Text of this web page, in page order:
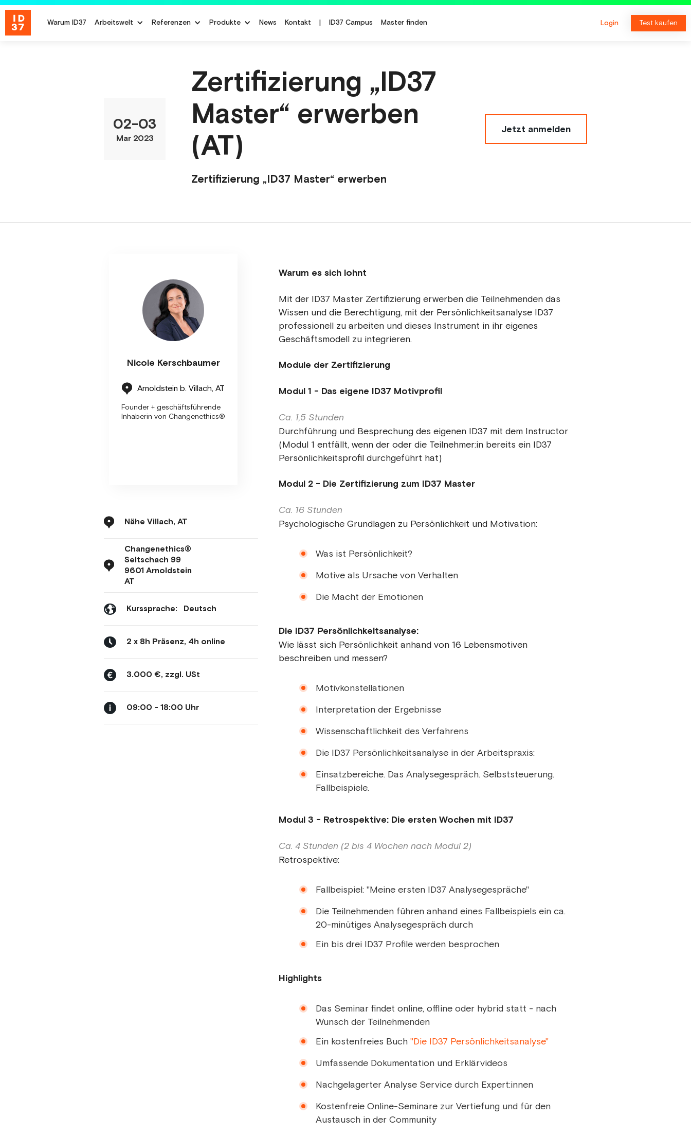
Warum ID37 Arbeitswelt Referenzen Produkte News Kontakt | ID37 Campus Master finden Login Test kaufen
02-03
Mar 2023
Zertifizierung „ID37
Master“ erwerben
(AT)
Zertifizierung „ID37 Master“ erwerben
Jetzt anmelden
Nicole Kerschbaumer
Arnoldstein b. Villach, AT
Founder + geschäftsführende
Inhaberin von Changenethics®
Nähe Villach, AT
Changenethics®
Seltschach 99
9601 Arnoldstein
AT
Kurssprache: Deutsch
2 x 8h Präsenz, 4h online
3.000 €, zzgl. USt
09:00 - 18:00 Uhr
Warum es sich lohnt
Mit der ID37 Master Zertifizierung erwerben die Teilnehmenden das
Wissen und die Berechtigung, mit der Persönlichkeitsanalyse ID37
professionell zu arbeiten und dieses Instrument in ihr eigenes
Geschäftsmodell zu integrieren.
Module der Zertifizierung
Modul 1 - Das eigene ID37 Motivprofil
Ca. 1,5 Stunden
Durchführung und Besprechung des eigenen ID37 mit dem Instructor
(Modul 1 entfällt, wenn der oder die Teilnehmer:in bereits ein ID37
Persönlichkeitsprofil durchgeführt hat)
Modul 2 - Die Zertifizierung zum ID37 Master
Ca. 16 Stunden
Psychologische Grundlagen zu Persönlichkeit und Motivation:
Was ist Persönlichkeit?
Motive als Ursache von Verhalten
Die Macht der Emotionen
Die ID37 Persönlichkeitsanalyse:
Wie lässt sich Persönlichkeit anhand von 16 Lebensmotiven
beschreiben und messen?
Motivkonstellationen
Interpretation der Ergebnisse
Wissenschaftlichkeit des Verfahrens
Die ID37 Persönlichkeitsanalyse in der Arbeitspraxis:
Einsatzbereiche. Das Analysegespräch. Selbststeuerung.
Fallbeispiele.
Modul 3 - Retrospektive: Die ersten Wochen mit ID37
Ca. 4 Stunden (2 bis 4 Wochen nach Modul 2)
Retrospektive:
Fallbeispiel: "Meine ersten ID37 Analysegespräche"
Die Teilnehmenden führen anhand eines Fallbeispiels ein ca.
20-minütiges Analysegespräch durch
Ein bis drei ID37 Profile werden besprochen
Highlights
Das Seminar findet online, offline oder hybrid statt - nach
Wunsch der Teilnehmenden
Ein kostenfreies Buch "Die ID37 Persönlichkeitsanalyse"
Umfassende Dokumentation und Erklärvideos
Nachgelagerter Analyse Service durch Expert:innen
Kostenfreie Online-Seminare zur Vertiefung und für den
Austausch in der Community